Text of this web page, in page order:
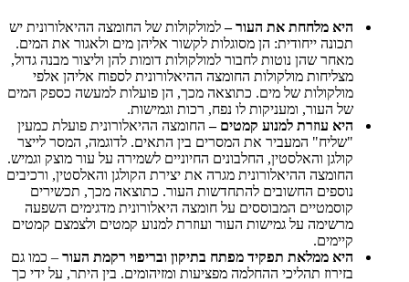
היא מלחחת את העור –למולקולות של החומצה ההיאלורונית יש
תכונה ייחודית: הן מסוגלות לקשור אליהן מים ולאגור את המים.
מאחר שהן נוטות לחבור למולקולות דומות להן וליצור מבנה גדול,
מצליחות מולקולות החומצה ההיאלורונית לספוח אליהן אלפי
מולקולות של מים. כתוצאה מכך, הן פועלות למעשה כספק המים
של העור, ומעניקות לו נפח, רכות וגמישות.
היא עוזרת למנוע קמטים – החומצה ההיאלורונית פועלת כמעין
"שליח" המעביר את המסרים בין התאים. לדוגמה, המסר לייצר
קולגן והאלסטין, החלבונים החיוניים לשמירה על עור מוצק וגמיש.
החומצה ההיאלורונית מגרה את יצירת הקולגן והאלסטין, ורכיבים
נוספים החשובים להתחדשות העור. כתוצאה מכך, תכשירים
קוסמטיים המבוססים על חומצה היאלורונית מדגימים השפעה
מרשימה על גמישות העור ועוזרת למנוע קמטים ולצמצם קמטים
היא ממלאת תפקיד מפתח בתיקון ובריפוי רקמת העור– כמו גם
בזירוז תהליכי ההחלמה מפציעות ומזיהומים. בין היתר, על ידי כך